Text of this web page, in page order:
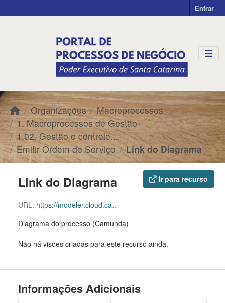
Entrar
Organizações
Macroprocessos
1. Macroprocessos de Gestão
1.02. Gestão e controle...
Emitir Ordem de Serviço
Link do Diagrama
Ir para recurso
Link do Diagrama
URL: https://modeler.cloud.camunda.io/share/7c777650-87ec-4efa-973b-5b4d24b2b59b
Diagrama do processo (Camunda)
Não há visões criadas para este recurso ainda.
Informações Adicionais